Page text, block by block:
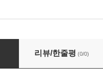
리뷰/한줄평 (0/0)